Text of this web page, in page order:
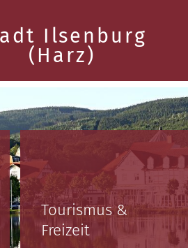
Ilsenburg
(Harz)
Tourismus &
Freizeit